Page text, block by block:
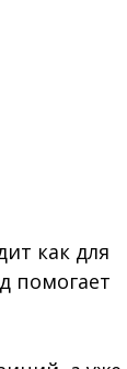
как для
помогает